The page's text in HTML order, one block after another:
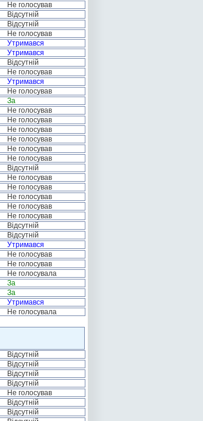
Не голосував
Відсутній
Відсутній
Не голосував
Утримався
Утримався
Відсутній
Не голосував
Утримався
Не голосував
За
Не голосував
Не голосував
Не голосував
Не голосував
Не голосував
Не голосував
Відсутній
Не голосував
Не голосував
Не голосував
Не голосував
Не голосував
Відсутній
Відсутній
Утримався
Не голосував
Не голосував
Не голосувала
За
За
Утримався
Не голосувала
Відсутній
Відсутній
Відсутній
Відсутній
Не голосував
Відсутній
Відсутній